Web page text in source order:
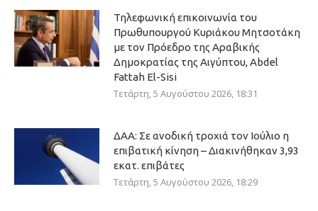
Τηλεφωνική επικοινωνία του
Πρωθυπουργού Κυριάκου Μητσοτάκη
με τον Πρόεδρο της Αραβικής
Δημοκρατίας της Αιγύπτου, Abdel
Fattah El-Sisi
Τετάρτη, 5 Αυγούστου 2026, 18:31
ΔΑΑ: Σε ανοδική τροχιά τον Ιούλιο η
επιβατική κίνηση – Διακινήθηκαν 3,93
εκατ. επιβάτες
Τετάρτη, 5 Αυγούστου 2026, 18:29